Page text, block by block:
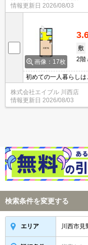
情報更新日 2026/08/03
画像：17枚
敷
2階
初めての一人暮らしは
す。
株式会社エイブル 川西店
情報更新日 2026/08/03
検索条件を変更する
エリア 川西市見